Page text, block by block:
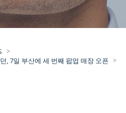
>
, 7일 부산에 세 번째 팝업 매장 오픈 >